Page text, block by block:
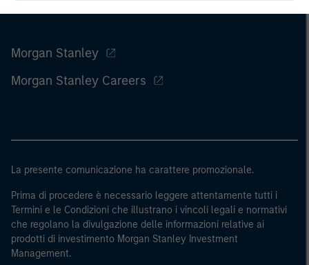
Morgan Stanley
Morgan Stanley Careers
La presente comunicazione ha carattere promozionale.
Prima di procedere è necessario leggere attentamente tutti i
Termini e le Condizioni che illustrano i vincoli legali e normativi
che regolano la divulgazione delle informazioni relative ai
prodotti di investimento Morgan Stanley Investment
Management.